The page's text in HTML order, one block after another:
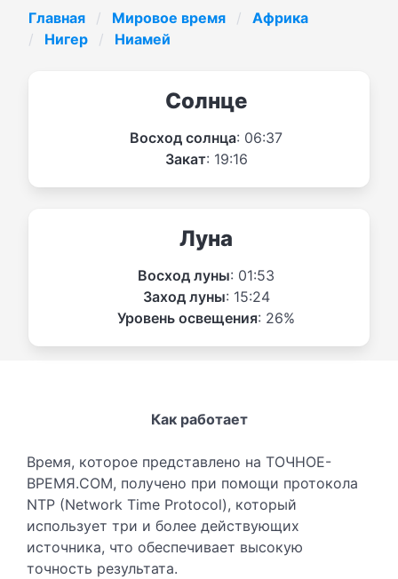
Главная Мировое время
Африка
Нигер
Ниамей
Солнце
Восход солнца: 06:37
Закат: 19:16
Луна
Восход луны: 01:53
Заход луны: 15:24
Уровень освещения: 26%
Как работает
Время, которое представлено на ТОЧНОЕ-
ВРЕМЯ.COM, получено при помощи протокола
NTP (Network Time Protocol), который
использует три и более действующих
источника, что обеспечивает высокую
точность результата.